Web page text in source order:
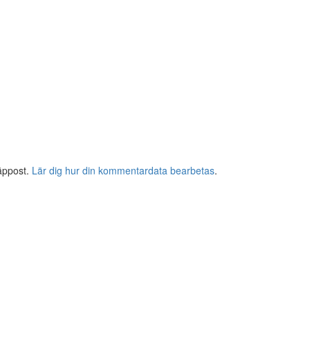
Lär dig hur din kommentardata bearbetas.